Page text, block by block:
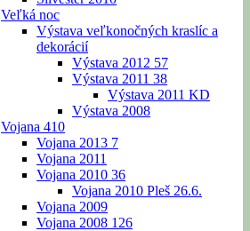
Veľká noc
Výstava veľkonočných kraslíc a
dekorácií
Výstava 2012 57
Výstava 2011 38
Výstava 2011 KD
Výstava 2008
Vojana 410
Vojana 2013 7
Vojana 2011
Vojana 2010 36
Vojana 2010 Pleš 26.6.
Vojana 2009
Vojana 2008 126